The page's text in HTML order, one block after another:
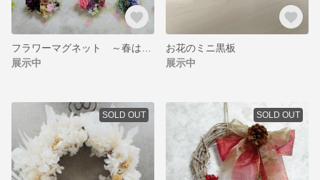
展示中
お花のミニ黒板
展示中
SOLD OUT SOLD OUT